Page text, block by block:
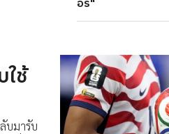
ช้
บมารับ
อร์"